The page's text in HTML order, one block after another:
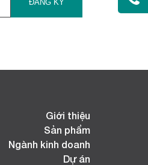
Giới thiệu
Sản phẩm
Ngành kinh doanh
Dự án